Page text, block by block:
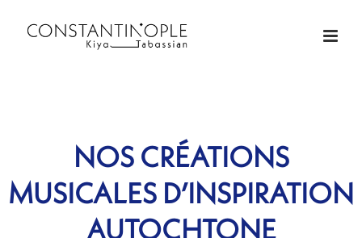
NOS CRÉATIONS
MUSICALES D’INSPIRATION
AUTOCHTONE